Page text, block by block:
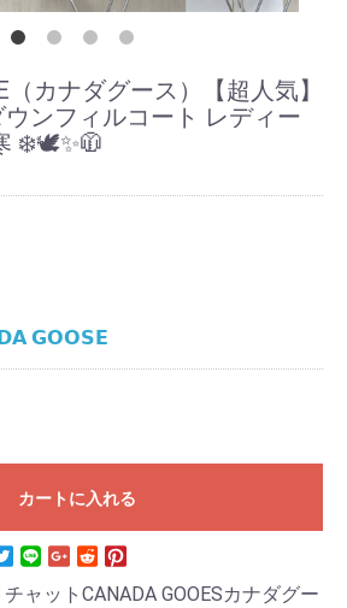
（カナダグース）【超人気】
ンフィルコート レディー
❄️🕊️✨🧥
𝗚𝗢𝗢𝗦𝗘
カートに入れる
ャットCANADA GOOESカナダグー